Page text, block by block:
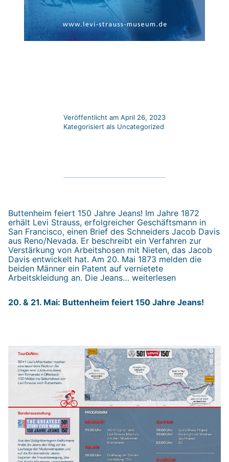
20. & 21. Mai: Buttenheim feiert 150 Jahre Jeans!
Buttenheim feiert 150 Jahre Jeans! Im Jahre 1872
erhält Levi Strauss, erfolgreicher Geschäftsmann in
San Francisco, einen Brief des Schneiders Jacob Davis
aus Reno/Nevada. Er beschreibt ein Verfahren zur
Verstärkung von Arbeitshosen mit Nieten, das Jacob
Davis entwickelt hat. Am 20. Mai 1873 melden die
beiden Männer ein Patent auf vernietete
Arbeitskleidung an. Die Jeans… 20.
Mai:
Jeans!
weiterlesen
Veröffentlicht am April 26, 2023
Kategorisiert als Uncategorized